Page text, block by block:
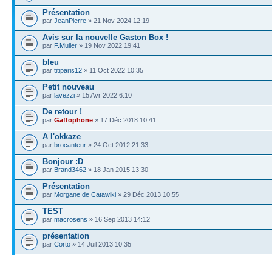
Présentation
par JeanPierre » 21 Nov 2024 12:19
Avis sur la nouvelle Gaston Box !
par F.Muller » 19 Nov 2022 19:41
bleu
par titiparis12 » 11 Oct 2022 10:35
Petit nouveau
par lavezzi » 15 Avr 2022 6:10
De retour !
par Gaffophone » 17 Déc 2018 10:41
A l'okkaze
par brocanteur » 24 Oct 2012 21:33
Bonjour :D
par Brand3462 » 18 Jan 2015 13:30
Présentation
par Morgane de Catawiki » 29 Déc 2013 10:55
TEST
par macrosens » 16 Sep 2013 14:12
présentation
par Corto » 14 Juil 2013 10:35